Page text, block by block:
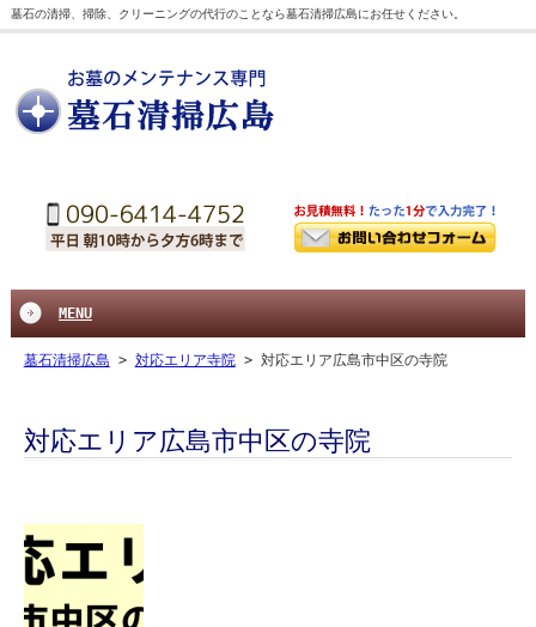
墓石の清掃、掃除、クリーニングの代行のことなら墓石清掃広島にお任せください。
MENU
墓石清掃広島 > 対応エリア寺院> 対応エリア広島市中区の寺院
対応エリア広島市中区の寺院